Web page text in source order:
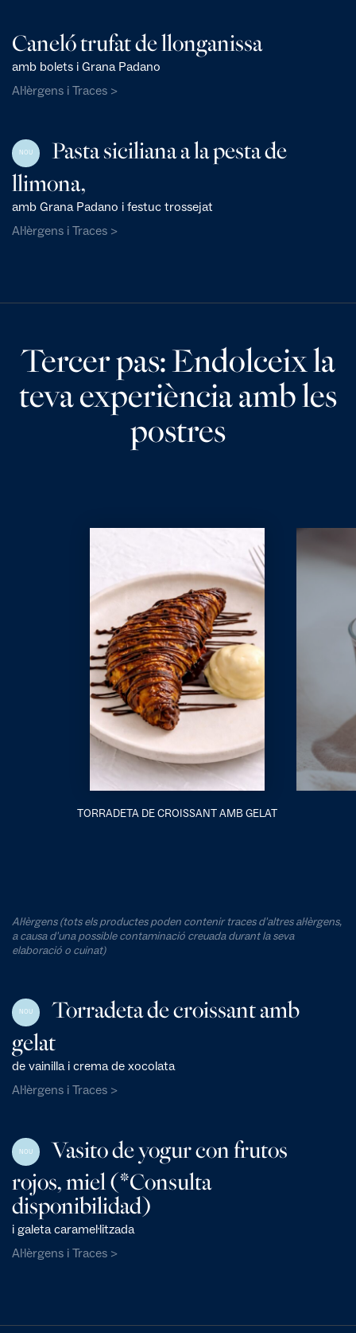
Caneló trufat de llonganissa
amb bolets i Grana Padano
Al·lèrgens i Traces >
NOU
Pasta siciliana a la pesta de
llimona,
amb Grana Padano i festuc trossejat
Al·lèrgens i Traces >
Tercer pas: Endolceix la
teva experiència amb les
postres
TORRADETA DE CROISSANT AMB GELAT
Al·lèrgens (tots els productes poden contenir traces d'altres al·lèrgens,
a causa d'una possible contaminació creuada durant la seva
elaboració o cuinat)
NOU
Torradeta de croissant amb
gelat
de vainilla i crema de xocolata
Al·lèrgens i Traces >
NOU
Vasito de yogur con frutos
rojos, miel (*Consulta
disponibilidad)
i galeta caramel·litzada
Al·lèrgens i Traces >